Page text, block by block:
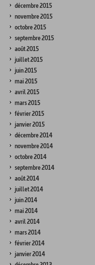
décembre 2015
novembre 2015
octobre 2015
septembre 2015
août 2015
juillet 2015
juin 2015
mai 2015
avril 2015
mars 2015
février 2015
janvier 2015
décembre 2014
novembre 2014
octobre 2014
septembre 2014
août 2014
juillet 2014
juin 2014
mai 2014
avril 2014
mars 2014
février 2014
janvier 2014